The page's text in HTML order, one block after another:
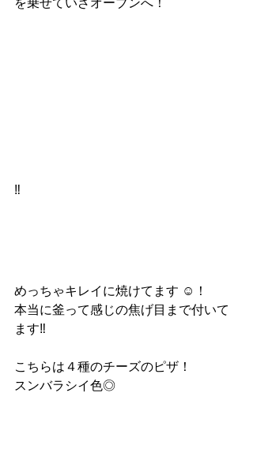
を乗せていざオーブンへ！
‼︎
めっちゃキレイに焼けてます ☺︎！
本当に釜って感じの焦げ目まで付いて
ます‼︎
こちらは４種のチーズのピザ！
スンバラシイ色◎